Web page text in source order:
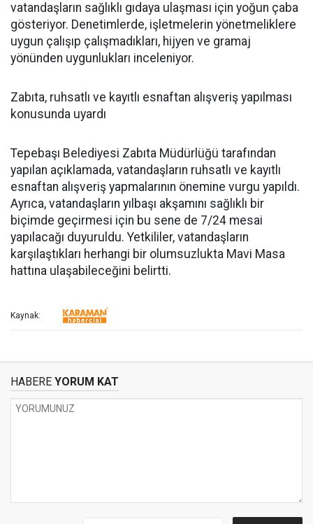
vatandaşların sağlıklı gıdaya ulaşması için yoğun çaba
gösteriyor. Denetimlerde, işletmelerin yönetmeliklere
uygun çalışıp çalışmadıkları, hijyen ve gramaj
yönünden uygunlukları inceleniyor.
Zabıta, ruhsatlı ve kayıtlı esnaftan alışveriş yapılması
konusunda uyardı
Tepebaşı Belediyesi Zabıta Müdürlüğü tarafından
yapılan açıklamada, vatandaşların ruhsatlı ve kayıtlı
esnaftan alışveriş yapmalarının önemine vurgu yapıldı.
Ayrıca, vatandaşların yılbaşı akşamını sağlıklı bir
biçimde geçirmesi için bu sene de 7/24 mesai
yapılacağı duyuruldu. Yetkililer, vatandaşların
karşılaştıkları herhangi bir olumsuzlukta Mavi Masa
hattına ulaşabileceğini belirtti.
Kaynak:
HABERE YORUM KAT